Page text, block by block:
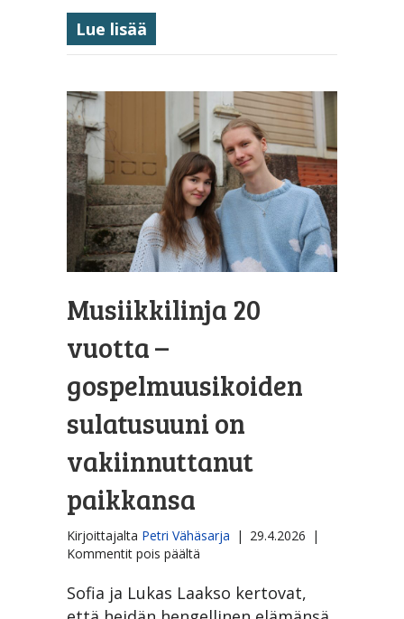
Lue lisää
Musiikkilinja 20
vuotta –
gospelmuusikoiden
sulatusuuni on
vakiinnuttanut
paikkansa
Kirjoittajalta Petri Vähäsarja | 29.4.2026 |
Kommentit pois päältä
20
vuotta
Sofia ja Lukas Laakso kertovat,